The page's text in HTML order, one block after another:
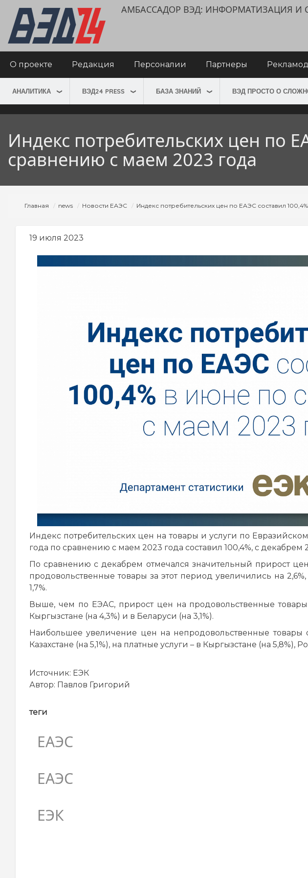
Перейти
основному
содержанию
User
account
menu
АМБАССАДОР ВЭД: ИНФОРМАТИЗАЦИЯ
Main
navigation
О проекте Редакция Персоналии Партнеры
АНАЛИТИКА ВЭД24 PRESS БАЗА ЗНАНИЙ ВЭД ПРОСТО О
Индекс потребительских цен по
сравнению с маем 2023 года
Строка
Главная news Новости ЕАЭС Индекс потребительских цен по ЕАЭС составил
19 июля 2023
Индекс потребительских цен на товары и услуги по
года по сравнению с маем 2023 года составил 100,4%, с декабрем
По сравнению с декабрем отмечался значительный прирост
продовольственные товары за этот период увеличились на
1,7%.
Выше, чем по ЕЭАС, прирост цен на продовольственные товары
Кыргызстане (на 4,3%) и в Беларуси (на 3,1%).
Наибольшее увеличение цен на непродовольственные товары
Казахстане (на 5,1%), на платные услуги – в Кыргызстане (на 5,8%),
Источник: ЕЭК
Автор: Павлов Григорий
теги
ЕАЭС
ЕАЭС
ЕЭК